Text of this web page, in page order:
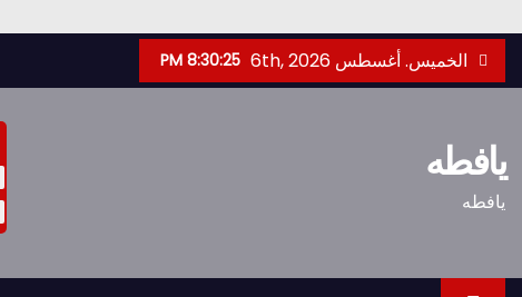
to
الخميس. أغسطس 6th, 2026 8:30:26 PM
يافطه
يافطه